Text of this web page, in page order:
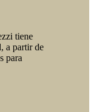
tiene
a partir de
para